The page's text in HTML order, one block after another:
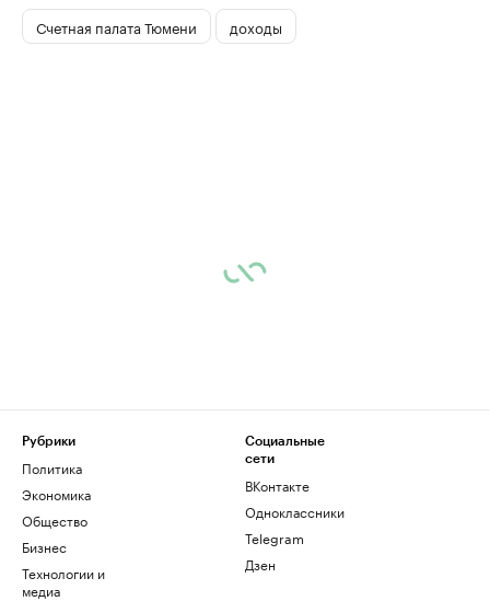
Счетная палата Тюмени доходы
Рубрики
Политика
Экономика
Общество
Бизнес
Технологии и
медиа
Социальные
сети
ВКонтакте
Одноклассники
Telegram
Дзен